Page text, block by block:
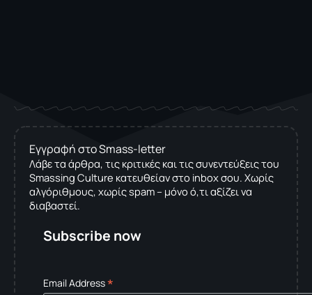
Εγγραφή στο Smass-letter
Λάβε τα άρθρα, τις κριτικές και τις συνεντεύξεις του
Smassing Culture κατευθείαν στο inbox σου. Χωρίς
αλγόριθμους, χωρίς spam – μόνο ό,τι αξίζει να
διαβαστεί.
Subscribe now
Email Address*